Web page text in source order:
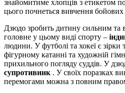
знайомитиме хлопців з етикетом
цього почнеться вивчення
Дзюдо зробить дитину сильним та
головне у цьому виді спорту –
людини. У футболі та хокеї є зірки
фігурному катанні та художній
прихильного погляду суддів. У
супротивник . У своїх поразках
перемогами можна з повним